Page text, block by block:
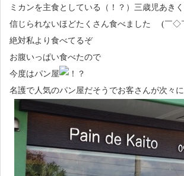
ミカンを主食としている（！？）三歳児あき
信じられないほどたくさん食べました (￣◇
絶対私より食べてるぞ
お腹いっぱい食べたので
今度はパン屋
名護で人気のパン屋だそうでお客さんが次々